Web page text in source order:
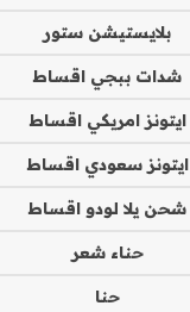
بلايستيشن ستور
شدات ببجي اقساط
ايتونز امريكي اقساط
ايتونز سعودي اقساط
شحن يلا لودو اقساط
حناء شعر
حنا